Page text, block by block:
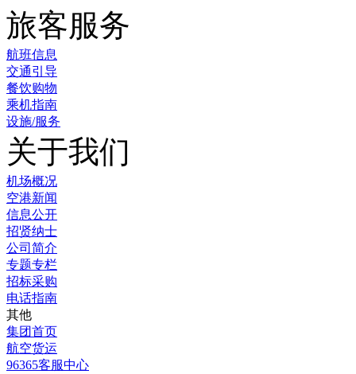
旅客服务
航班信息
交通引导
餐饮购物
乘机指南
设施/服务
关于我们
机场概况
空港新闻
信息公开
招贤纳士
公司简介
专题专栏
招标采购
电话指南
其他
集团首页
航空货运
96365客服中心